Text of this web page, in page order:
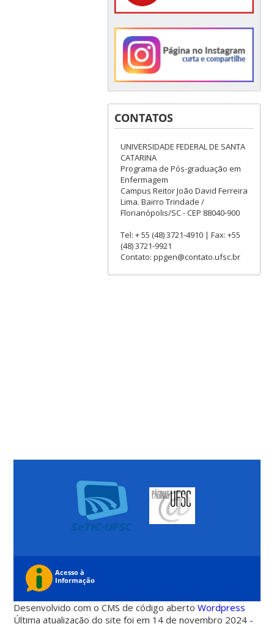
CONTATOS
UNIVERSIDADE FEDERAL DE SANTA
CATARINA
Programa de Pós-graduação em
Enfermagem
Campus Reitor João David Ferreira
Lima. Bairro Trindade /
Florianópolis/SC - CEP 88040-900
Tel: + 55 (48) 3721-4910 | Fax: +55
(48) 3721-9921
Contato: ppgen@contato.ufsc.br
Desenvolvido com o CMS de código abertoWordpress
Última atualização do site foi em 14 de novembro 2024 -